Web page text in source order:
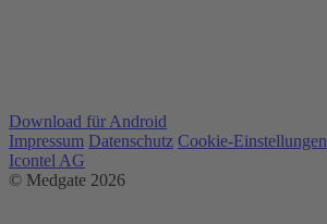
Download für Android
Impressum Datenschutz Cookie-Einstellungen
Icontel AG
© Medgate 2026